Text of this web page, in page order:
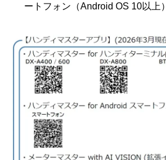
ートフォン（Android OS 10以上）